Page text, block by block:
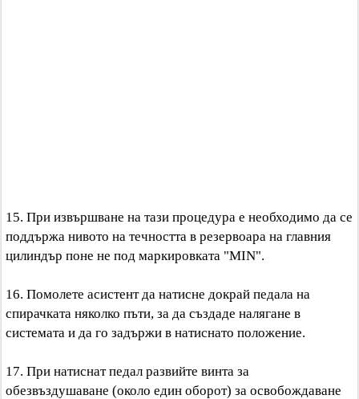
15. При извършване на тази процедура е необходимо да се
поддържа нивото на течността в резервоара на главния
цилиндър поне не под маркировката "MIN".
16. Помолете асистент да натисне докрай педала на
спирачката няколко пъти, за да създаде налягане в
системата и да го задържи в натиснато положение.
17. При натиснат педал развийте винта за
обезвъздушаване (около един оборот) за освобождаване